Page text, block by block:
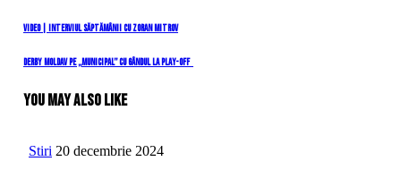
Navigare
în
Previous
VIDEO | Interviul săptămânii cu Zoran Mitrov
Next
Derby moldav pe „Municipal” cu gândul la play-off
You May Also Like
Stiri 20 decembrie 2024